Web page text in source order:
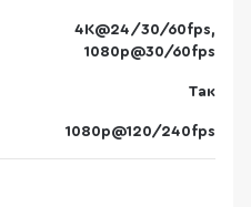
4K@24/30/60fps,
1080p@30/60fps
Так
1080p@120/240fps